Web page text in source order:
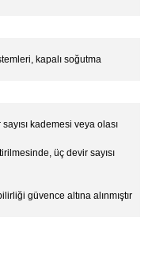
kapalı soğutma
kademesi veya olası
üç devir sayısı
güvence altına alınmıştır